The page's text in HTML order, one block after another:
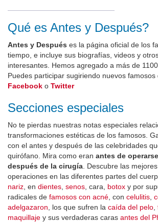
Qué es Antes y Después?
Antes y Después es la página oficial de los
tiempo, e incluye sus biografías, videos y
interesantes. Hemos agregado a más de
Puedes participar sugiriendo nuevos
Facebook o Twitter
Secciones especiales
No te pierdas nuestras notas especiales
transformaciones estéticas de los famosos.
con el antes y después de las celebridades
quirófano. Mira como eran antes de operarse
después de la cirugía . Descubre las
operaciones en las diferentes partes del
nariz , en dientes senos , cara, botox y por
radicales de famosos con acné , con celulitis
adelgazaron , los que sufren la caída del pelo
maquillaje y sus verdaderas caras antes del